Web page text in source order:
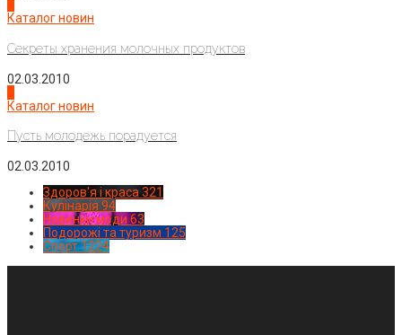
Каталог новин
Секреты хранения молочных продуктов
02.03.2010
Каталог новин
Пусть молодежь порадуется
02.03.2010
Здоров'я і краса 321
Кулінарія 94
Новинки моди 63
Подорожі та туризм 125
Спорт1224